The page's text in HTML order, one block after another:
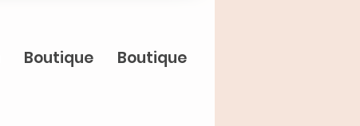
Boutique Boutique